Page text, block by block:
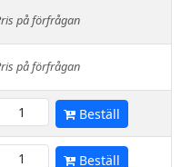
på förfrågan
på förfrågan
Beställ
Beställ